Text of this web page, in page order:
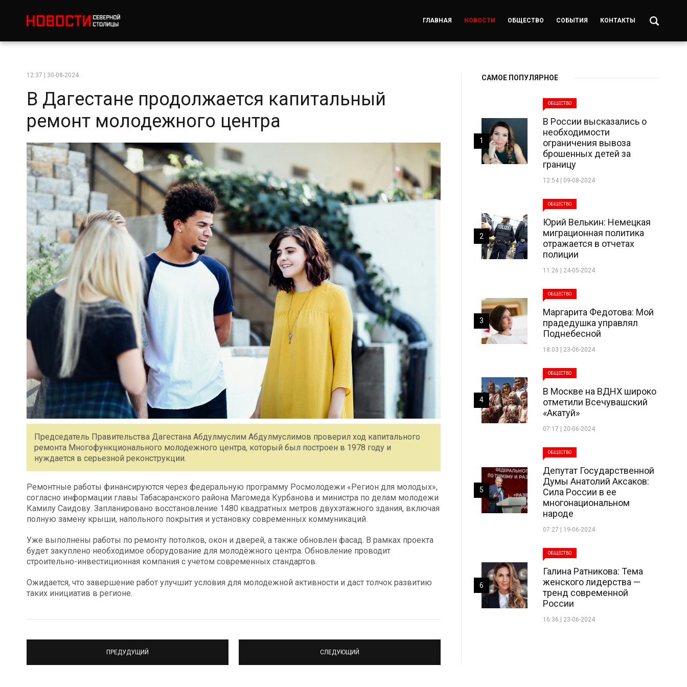
ГЛАВНАЯ НОВОСТИ ОБЩЕСТВО СОБЫТИЯ КОНТАКТЫ
12:37 | 30-08-2024
В Дагестане продолжается капитальный
ремонт молодежного центра
Председатель Правительства Дагестана Абдулмуслим Абдулмуслимов проверил ход капитального
ремонта Многофункционального молодежного центра, который был построен в 1978 году и
нуждается в серьезной реконструкции.
Ремонтные работы финансируются через федеральную программу Росмолодежи «Регион для молодых»,
согласно информации главы Табасаранского района Магомеда Курбанова и министра по делам молодежи
Камилу Саидову. Запланировано восстановление 1480 квадратных метров двухэтажного здания, включая
полную замену крыши, напольного покрытия и установку современных коммуникаций.
Уже выполнены работы по ремонту потолков, окон и дверей, а также обновлен фасад. В рамках проекта
будет закуплено необходимое оборудование для молодёжного центра. Обновление проводит
строительно-инвестиционная компания с учетом современных стандартов.
Ожидается, что завершение работ улучшит условия для молодежной активности и даст толчок развитию
таких инициатив в регионе.
ПРЕДУДУЩИЙ СЛЕДУЮЩИЙ
САМОЕ ПОПУЛЯРНОЕ
ОБЩЕСТВО
В России высказались о
необходимости
ограничения вывоза
брошенных детей за
границу
12:54 | 09-08-2024
1
ОБЩЕСТВО
Юрий Велькин: Немецкая
миграционная политика
отражается в отчетах
полиции
11:26 | 24-05-2024
2
ОБЩЕСТВО
Маргарита Федотова: Мой
прадедушка управлял
Поднебесной
18:03 | 23-06-2024
3
ОБЩЕСТВО
В Москве на ВДНХ широко
отметили Всечувашский
«Акатуй»
07:17 | 20-06-2024
4
ОБЩЕСТВО
Депутат Государственной
Думы Анатолий Аксаков:
Сила России в ее
многонациональном
народе
07:27 | 19-06-2024
5
ОБЩЕСТВО
Галина Ратникова: Тема
женского лидерства —
тренд современной
России
16:36 | 23-06-2024
6